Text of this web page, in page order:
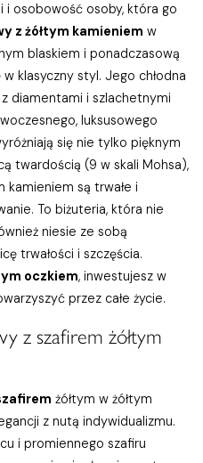
i osobowość osoby, która go
z żółtym kamieniem w
blaskiem i ponadczasową
klasyczny styl. Jego chłodna
diamentami i szlachetnymi
luksusowego
się nie tylko pięknym
twardością (9 w skali Mohsa),
kamieniem są trwałe i
To biżuteria, która nie
niesie ze sobą
trwałości i szczęścia.
oczkiem, inwestujesz w
przez całe życie.
z szafirem żółtym
żółtym w żółtym
z nutą indywidualizmu.
i promiennego szafiru